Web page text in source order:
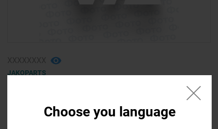
Choose you language
JAKOPARTS